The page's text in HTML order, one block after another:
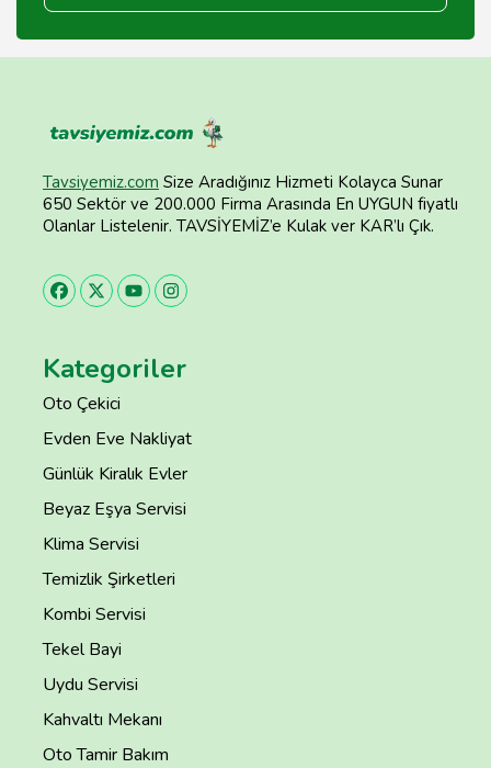
Tavsiyemiz.com Size Aradığınız Hizmeti Kolayca Sunar
650 Sektör ve 200.000 Firma Arasında En UYGUN fiyatlı
Olanlar Listelenir. TAVSİYEMİZ’e Kulak ver KAR’lı Çık.
Kategoriler
Oto Çekici
Evden Eve Nakliyat
Günlük Kiralık Evler
Beyaz Eşya Servisi
Klima Servisi
Temizlik Şirketleri
Kombi Servisi
Tekel Bayi
Uydu Servisi
Kahvaltı Mekanı
Oto Tamir Bakım